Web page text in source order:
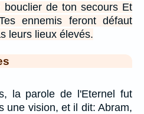
de ton secours Et
ennemis feront défaut
leurs lieux élevés.
la parole de l'Eternel fut
une vision, et il dit: Abram,